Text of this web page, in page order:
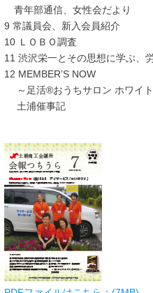
青年部通信、女性会だより
9 常議員会、新入会員紹介
10 ＬＯＢＯ調査
11 渋沢栄一とその思想に学ぶ、
12 MEMBER’S NOW
～足活®おうちサロン ホワイト
土浦催事記